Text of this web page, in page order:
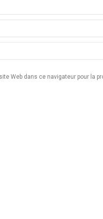
Web dans ce navigateur pour la